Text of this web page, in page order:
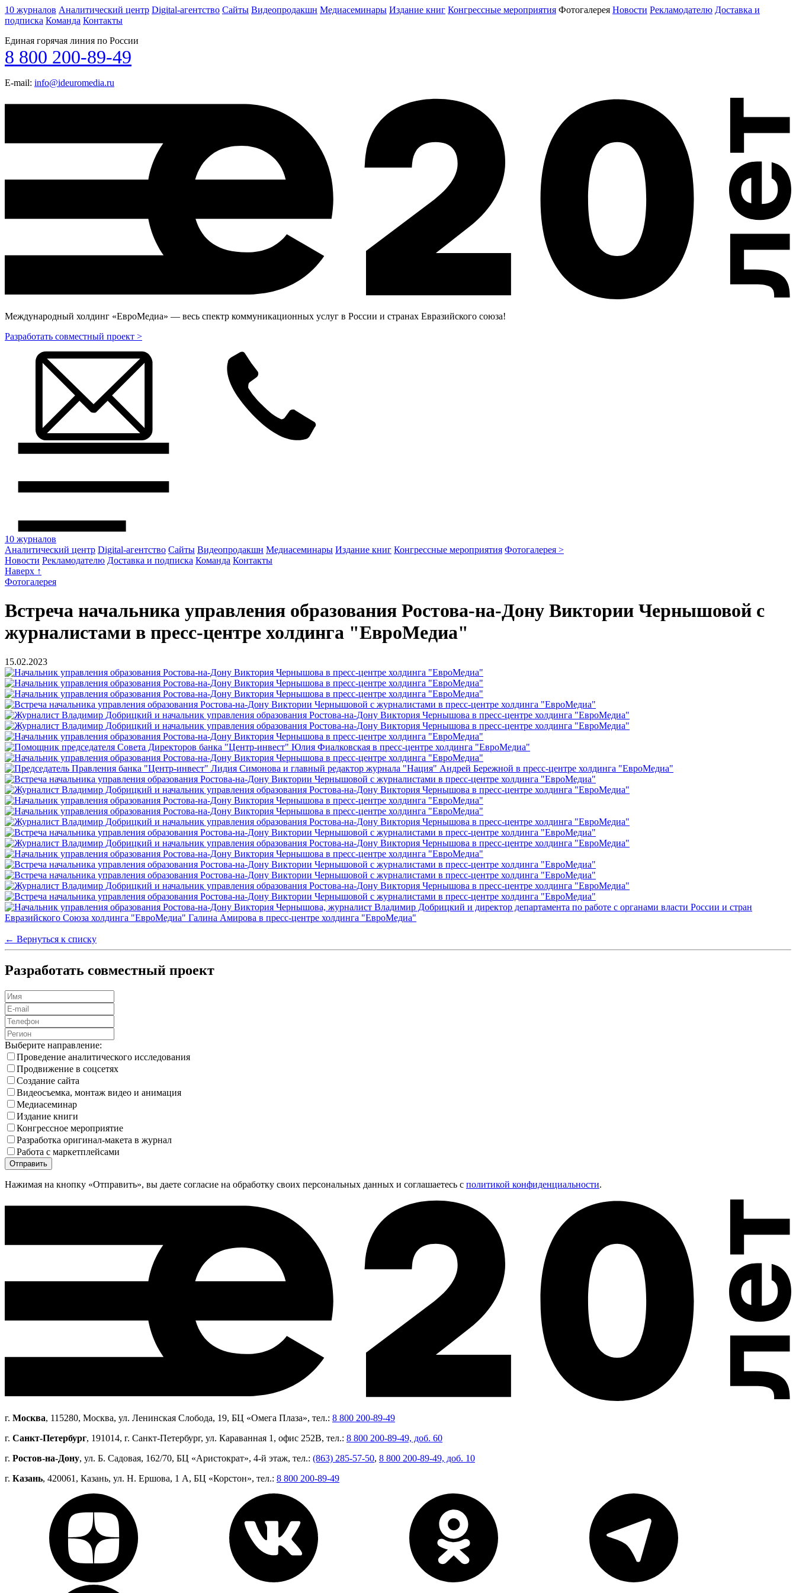
10 журналов Аналитический центр Digital-агентство Сайты Видеопродакшн Медиасеминары Издание книг Конгрессные мероприятия Фотогалерея Новости Рекламодателю Доставка и
подписка Команда Контакты
Единая горячая линия по России
8 800 200-89-49
E-mail: info@ideuromedia.ru
Международный холдинг «ЕвроМедиа» — весь спектр коммуникационных услуг в России и странах Евразийского союза!
Разработать совместный проект >
10 журналов
Аналитический центр Digital-агентство Сайты Видеопродакшн Медиасеминары Издание книг Конгрессные мероприятия Фотогалерея >
Новости Рекламодателю Доставка и подписка Команда Контакты
Наверх ↑
Фотогалерея
Встреча начальника управления образования Ростова-на-Дону Виктории Чернышовой с
журналистами в пресс-центре холдинга "ЕвроМедиа"
15.02.2023
← Вернуться к списку
Разработать совместный проект
Выберите направление:
Проведение аналитического исследования
Продвижение в соцсетях
Создание сайта
Видеосъемка, монтаж видео и анимация
Медиа­семинар
Издание книги
Конгрессное мероприятие
Разработка оригинал-макета в журнал
Работа с маркетплейсами
Нажимая на кнопку «Отправить», вы даете согласие на обработку своих персональных данных и соглашаетесь с политикой конфиденциальности.
г. Москва, 115280, Москва, ул. Ленинская Слобода, 19, БЦ «Омега Плаза», тел.: 8 800 200-89-49
г. Санкт-Петербург, 191014, г. Санкт-Петербург, ул. Караванная 1, офис 252В, тел.: 8 800 200-89-49, доб. 60
г. Ростов-на-Дону, ул. Б. Садовая, 162/70, БЦ «Аристократ», 4-й этаж, тел.: (863) 285-57-50, 8 800 200-89-49, доб. 10
г. Казань, 420061, Казань, ул. Н. Ершова, 1 А, БЦ «Корстон», тел.: 8 800 200-89-49